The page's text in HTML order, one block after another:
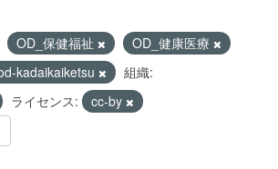
OD_保健福祉
OD_健康医療
kadaikaiketsu
組織:
ライセンス:
cc-by